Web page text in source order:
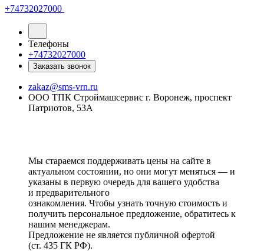
+74732027000
Телефоны
+74732027000
Заказать звонок
zakaz@sms-vrn.ru
ООО ТПК Строймашсервис г. Воронеж, проспект
Патриотов, 53А
Мы стараемся поддерживать цены на сайте в
актуальном состоянии, но они могут меняться — и
указаны в первую очередь для вашего удобства
и предварительного
ознакомления. Чтобы узнать точную стоимость и
получить персональное предложение, обратитесь к
нашим менеджерам.
Предложение не является публичной офертой
(ст. 435 ГК РФ).